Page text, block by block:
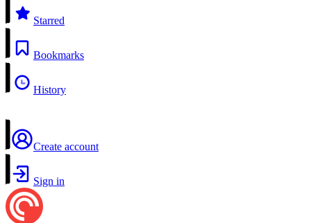
Starred
Bookmarks
History
Create account
Sign in